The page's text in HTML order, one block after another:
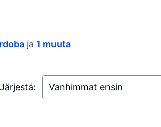
ja 1 muuta
Järjestä: